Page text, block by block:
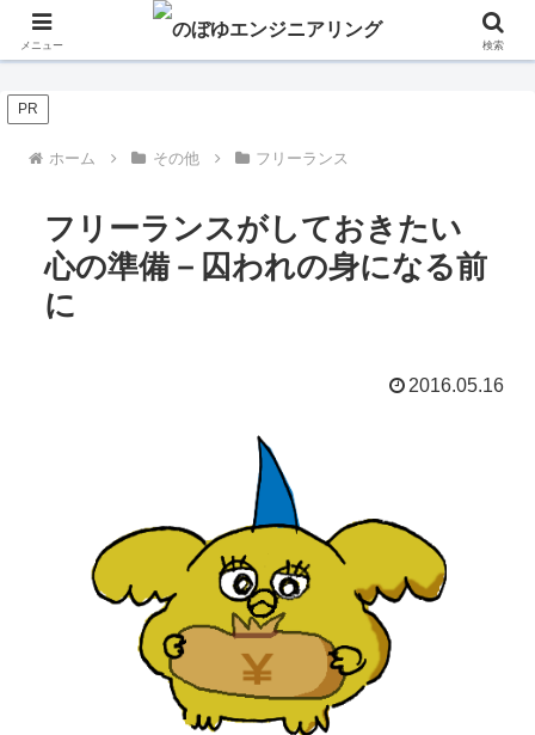
PR
ホーム その他 フリーランス
フリーランスがしておきたい
心の準備－囚われの身になる前
に
2016.05.16
メニュー 検索